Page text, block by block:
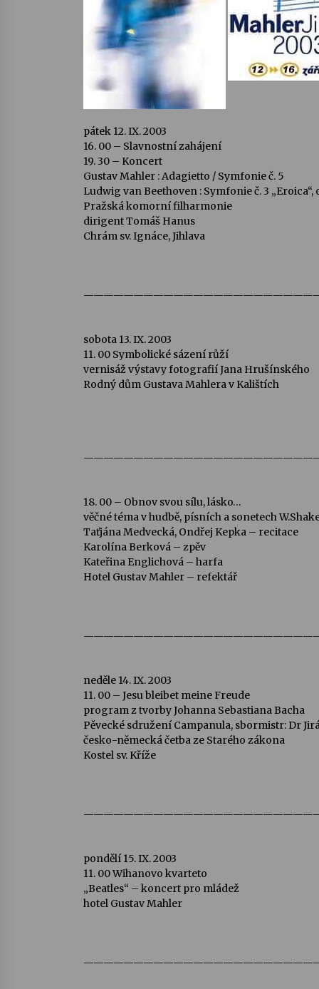
pátek 12. IX. 2003
16. 00 – Slavnostní zahájení
19. 30 – Koncert
Gustav Mahler : Adagietto / Symfonie č. 5
Ludwig van Beethoven : Symfonie č. 3 „Eroica“,
Pražská komorní filharmonie
dirigent Tomáš Hanus
Chrám sv. Ignáce, Jihlava
sobota 13. IX. 2003
11. 00 Symbolické sázení růží
vernisáž výstavy fotografií Jana Hrušínského
Rodný dům Gustava Mahlera v Kalištích
18. 00 – Obnov svou sílu, lásko…
věčné téma v hudbě, písních a sonetech
Taťjána Medvecká, Ondřej Kepka – recitace
Karolína Berková – zpěv
Kateřina Englichová – harfa
Hotel Gustav Mahler – refektář
neděle 14. IX. 2003
11. 00 – Jesu bleibet meine Freude
program z tvorby Johanna Sebastiana Bacha
Pěvecké sdružení Campanula, sbormistr: Dr
česko-německá četba ze Starého zákona
Kostel sv. Kříže
pondělí 15. IX. 2003
11. 00 Wihanovo kvarteto
„Beatles“ – koncert pro mládež
hotel Gustav Mahler